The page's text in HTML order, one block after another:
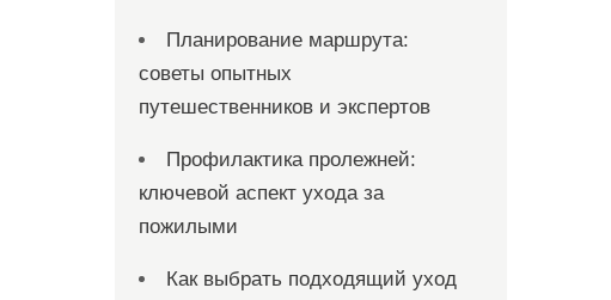
Планирование маршрута:
советы опытных
путешественников и экспертов
Профилактика пролежней:
ключевой аспект ухода за
пожилыми
Как выбрать подходящий уход